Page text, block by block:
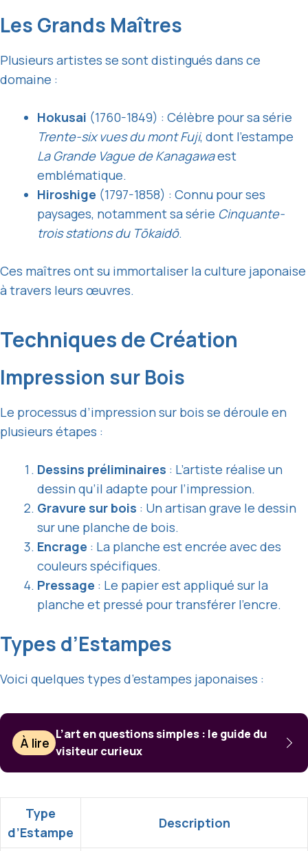
Les Grands Maîtres
Plusieurs artistes se sont distingués dans ce
domaine :
Hokusai (1760-1849) : Célèbre pour sa série
Trente-six vues du mont Fuji, dont l’estampe
La Grande Vague de Kanagawaest
emblématique.
Hiroshige (1797-1858) : Connu pour ses
paysages, notamment sa série Cinquante-
trois stations du Tōkaidō.
Ces maîtres ont su immortaliser la culture japonaise
à travers leurs œuvres.
Techniques de Création
Impression sur Bois
Le processus d’impression sur bois se déroule en
plusieurs étapes :
Dessins préliminaires : L’artiste réalise un
dessin qu’il adapte pour l’impression.
Gravure sur bois : Un artisan grave le dessin
sur une planche de bois.
Encrage : La planche est encrée avec des
couleurs spécifiques.
Pressage : Le papier est appliqué sur la
planche et pressé pour transférer l’encre.
Types d’Estampes
Voici quelques types d’estampes japonaises :
À lire
L’art en questions simples : le guide du
visiteur curieux
Type
d’Estampe
Description